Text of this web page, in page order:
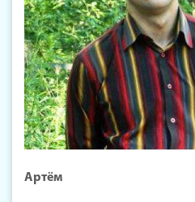
Артём